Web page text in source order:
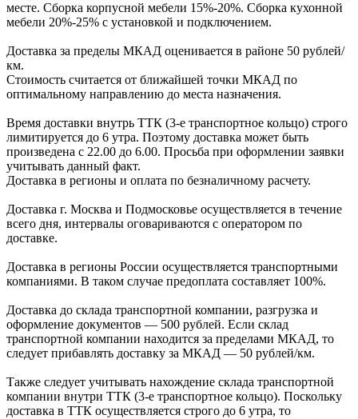
месте. Сборка корпусной мебели 15%-20%. Сборка кухонной
мебели 20%-25% с установкой и подключением.
Доставка за пределы МКАД оценивается в районе 50 рублей/
км.
Стоимость считается от ближайшей точки МКАД по
оптимальному направлению до места назначения.
Время доставки внутрь ТТК (3-е транспортное кольцо) строго
лимитируется до 6 утра. Поэтому доставка может быть
произведена с 22.00 до 6.00. Просьба при оформлении заявки
учитывать данный факт.
Доставка в регионы и оплата по безналичному расчету.
Доставка г. Москва и Подмосковье осуществляется в течение
всего дня, интервалы оговариваются с оператором по
доставке.
Доcтавка в регионы России осуществляется транспортными
компаниями. В таком случае предоплата составляет 100%.
Доставка до склада транспортной компании, разгрузка и
оформление документов — 500 рублей. Если склад
транспортной компании находится за пределами МКАД, то
следует прибавлять доставку за МКАД — 50 рублей/км.
Также следует учитывать нахождение склада транспортной
компании внутри ТТК (3-е транспортное кольцо). Поскольку
доставка в ТТК осуществляется строго до 6 утра, то